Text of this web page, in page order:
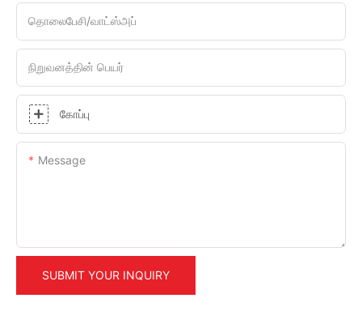
தொலைபேசி/வாட்ஸ்அப்
நிறுவனத்தின் பெயர்
கோப்பு
Message
SUBMIT YOUR INQUIRY